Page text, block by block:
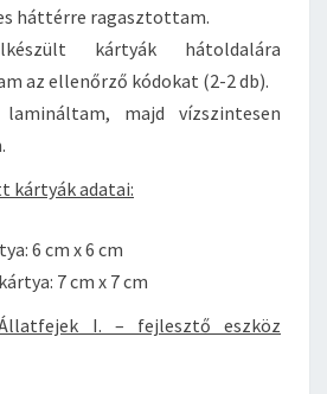
háttérre ragasztottam.
kártyák hátoldalára
az ellenőrző kódokat (2-2 db).
majd vízszintesen
kártyák adatai:
6 cm x 6 cm
7 cm x 7 cm
I. – fejlesztő eszköz